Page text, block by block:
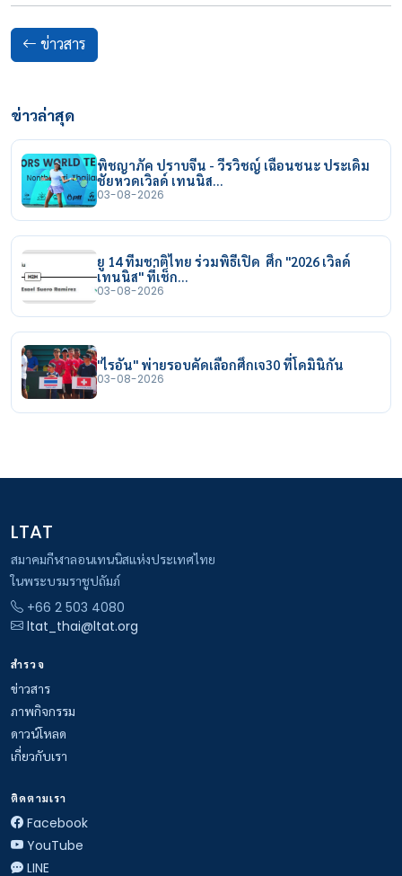
ข่าวสาร
ข่าวล่าสุด
พิชญาภัค ปราบจีน - วีรวิชญ์ เฉือนชนะ ประเดิม
ชัยหวดเวิลด์ เทนนิส…
03-08-2026
ยู 14 ทีมชาติไทย ร่วมพิธีเปิด ศึก "2026 เวิลด์
เทนนิส" ที่เช็ก…
03-08-2026
"ไรอัน" พ่ายรอบคัดเลือกศึกเจ30 ที่โดมินิกัน
03-08-2026
LTAT
สมาคมกีฬาลอนเทนนิสแห่งประเทศไทย
ในพระบรมราชูปถัมภ์
+66 2 503 4080
ltat_thai@ltat.org
สำรวจ
ข่าวสาร
ภาพกิจกรรม
ดาวน์โหลด
เกี่ยวกับเรา
ติดตามเรา
Facebook
YouTube
LINE